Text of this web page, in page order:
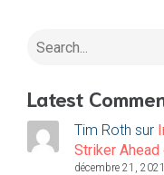
Latest
Tim Roth sur
Striker Ahead
décembre 21, 2021